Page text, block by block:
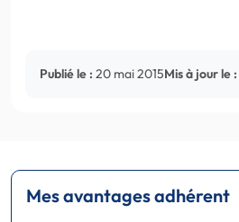
Publié le : 20 mai 2015Mis à jour le :
Mes avantages adhérent